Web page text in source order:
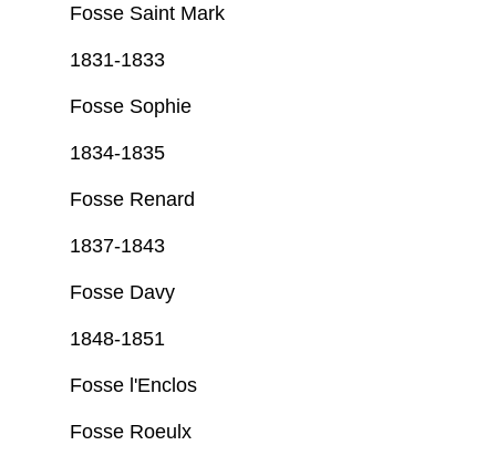
Fosse Saint Mark
1831-1833
Fosse Sophie
1834-1835
Fosse Renard
1837-1843
Fosse Davy
1848-1851
Fosse l'Enclos
Fosse Roeulx